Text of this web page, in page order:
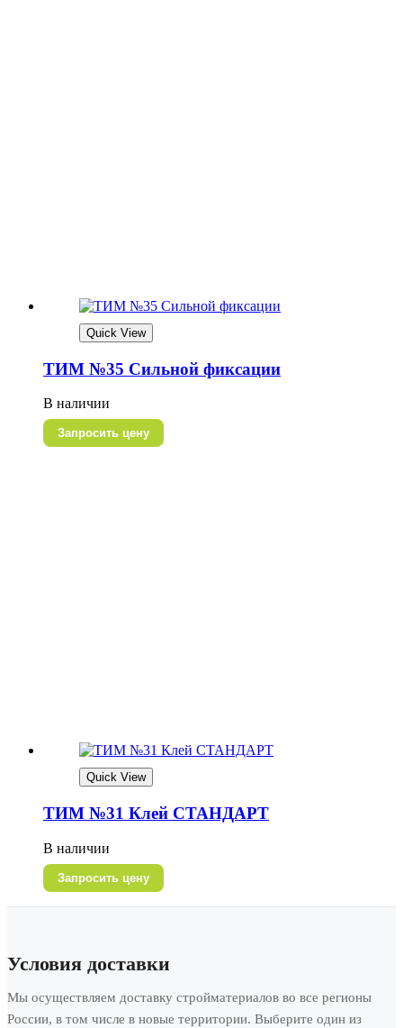
Quick View
ТИМ №35 Сильной фиксации
В наличии
Запросить цену
Quick View
ТИМ №31 Клей СТАНДАРТ
В наличии
Запросить цену
Условия доставки
Мы осуществляем доставку стройматериалов во все регионы
России, в том числе в новые территории. Выберите один из